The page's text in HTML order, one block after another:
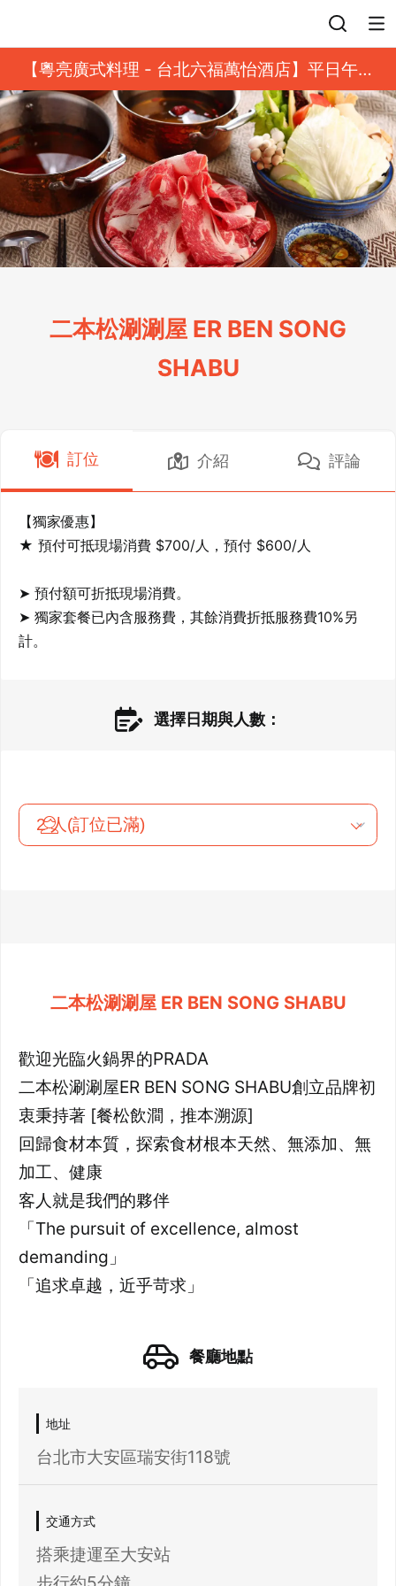
【粵亮廣式料理 - 台北六福萬怡酒店】平日午餐
8 折起｜靓港點套餐
二本松涮涮屋 ER BEN SONG
SHABU
訂位 介紹 評論
【獨家優惠】
★ 預付可抵現場消費 $700/人，預付 $600/人
➤ 預付額可折抵現場消費。
➤ 獨家套餐已內含服務費，其餘消費折抵服務費10%另
計。
選擇日期與人數：
二本松涮涮屋 ER BEN SONG SHABU
歡迎光臨火鍋界的PRADA
二本松涮涮屋ER BEN SONG SHABU創立品牌初
衷秉持著 [餐松飲澗，推本溯源]
回歸食材本質，探索食材根本天然、無添加、無
加工、健康
客人就是我們的夥伴
「The pursuit of excellence, almost
demanding」
餐廳地點
地址
台北市大安區瑞安街118號
交通方式
搭乘捷運至大安站